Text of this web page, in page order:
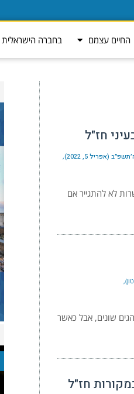
החיים עצמם בחברה הישראלית
חז"ל
(אפריל 5, 2022)
לא להתגייר אם
שונים, אבל כאשר
חז"ל